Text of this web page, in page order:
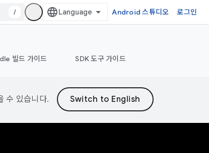
/ Android 스튜디오 로그인
빌드 가이드 SDK 도구 가이드
수 있습니다.